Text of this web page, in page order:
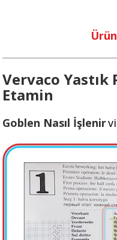
Vervaco Yastık
Etamin
Goblen Nasıl İşlenir